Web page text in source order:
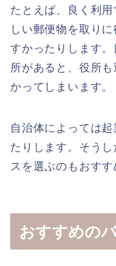
たとえば、良く利
しい郵便物を取り
すかったりします
所があると、役所
かってしまいます。
自治体によっては
たりします。そう
スを選ぶのもおすす
おすすめの